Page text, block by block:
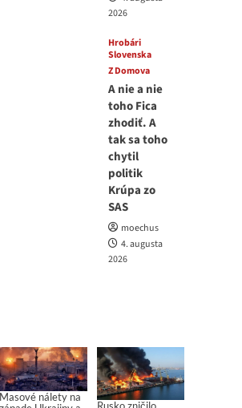
2026
Hrobári
Slovenska
Z Domova
A nie a nie
toho Fica
zhodiť. A
tak sa toho
chytil
politik
Krúpa zo
SAS
moechus
4. augusta
2026
Masové nálety na